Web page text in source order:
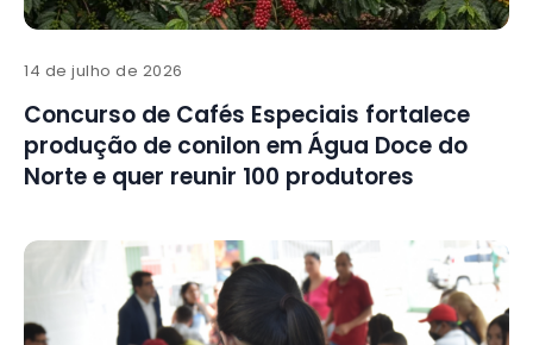
14 de julho de 2026
Concurso de Cafés Especiais fortalece
produção de conilon em Água Doce do
Norte e quer reunir 100 produtores